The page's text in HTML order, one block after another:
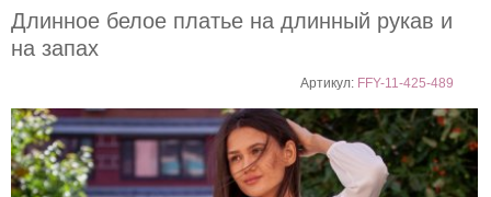
Длинное белое платье на длинный рукав и
на запах
Артикул: FFY-11-425-489